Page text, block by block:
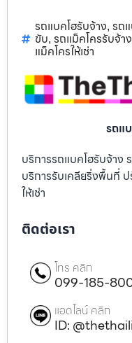
รถแบคโฮรับจ้าง, รถแ
ขับ, รถแม็คโครรับจ้าง
แม็คโครให้เช่า
รถแ
บริการรถแบคโฮรับจ้าง
บริการรับเคลียริ่งพื้นที่
ให้เช่า
ติดต่อเรา
โทร คลิก
099-185-
แอดไลน์ คลิก
ID: